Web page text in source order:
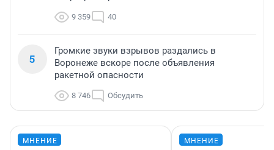
9 359 40
5
Громкие звуки взрывов раздались в
Воронеже вскоре после объявления
ракетной опасности
8 746 Обсудить
МНЕНИЕ МНЕНИЕ